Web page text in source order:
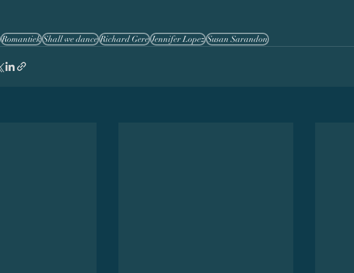
Romantiek Shall we dance Richard Gere Jennifer Lopez Susan Sarandon